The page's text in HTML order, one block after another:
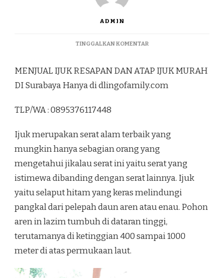
ADMIN
TINGGALKAN KOMENTARPADA
RESAPAN
MENJUAL IJUK RESAPAN DAN ATAP IJUK MURAH
DI Surabaya Hanya di dlingofamily.com
TLP/WA : 0895376117448
Ijuk merupakan serat alam terbaik yang
mungkin hanya sebagian orang yang
mengetahui jikalau serat ini yaitu serat yang
istimewa dibanding dengan serat lainnya. Ijuk
yaitu selaput hitam yang keras melindungi
pangkal dari pelepah daun aren atau enau. Pohon
aren in lazim tumbuh di dataran tinggi,
terutamanya di ketinggian 400 sampai 1000
meter di atas permukaan laut.